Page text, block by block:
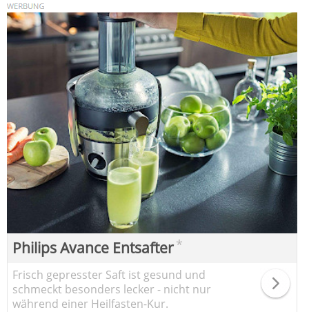
Philips Avance Entsafter*
Frisch gepresster Saft ist gesund und
schmeckt besonders lecker - nicht nur
während einer Heilfasten-Kur.